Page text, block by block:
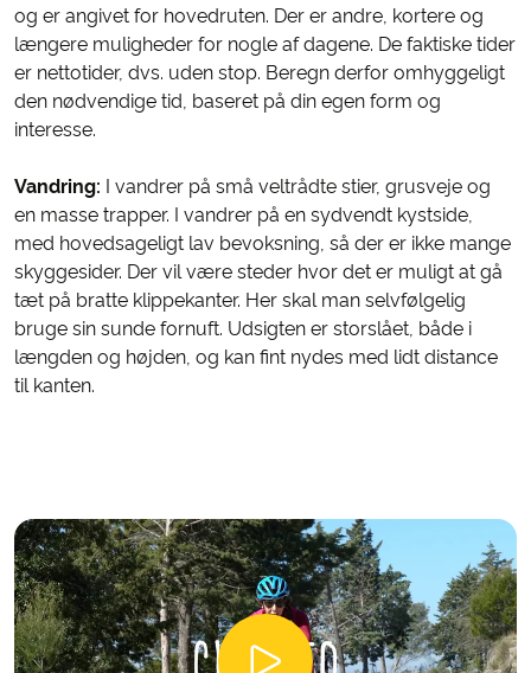
og er angivet for hovedruten. Der er andre, kortere og
længere muligheder for nogle af dagene. De faktiske tider
er nettotider, dvs. uden stop. Beregn derfor omhyggeligt
den nødvendige tid, baseret på din egen form og
interesse.
Vandring: I vandrer på små veltrådte stier, grusveje og
en masse trapper. I vandrer på en sydvendt kystside,
med hovedsageligt lav bevoksning, så der er ikke mange
skyggesider. Der vil være steder hvor det er muligt at gå
tæt på bratte klippekanter. Her skal man selvfølgelig
bruge sin sunde fornuft. Udsigten er storslået, både i
længden og højden, og kan fint nydes med lidt distance
til kanten.